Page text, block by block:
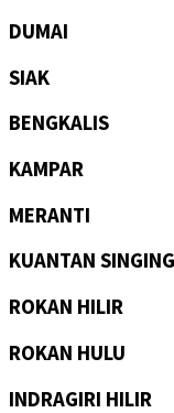
DUMAI
SIAK
BENGKALIS
KAMPAR
MERANTI
KUANTAN
ROKAN HILIR
ROKAN HULU
INDRAGIRI HILIR